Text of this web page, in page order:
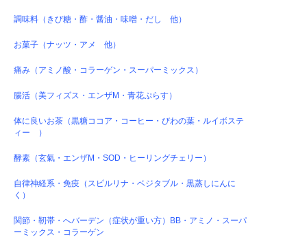
調味料（きび糖・酢・醤油・味噌・だし 他）
お菓子（ナッツ・アメ 他）
痛み（アミノ酸・コラーゲン・スーパーミックス）
腸活（美フィズス・エンザM・青花ぷらす）
体に良いお茶（黒糖ココア・コーヒー・びわの葉・ルイボステ
ィー ）
酵素（玄氣・エンザM・SOD・ヒーリングチェリー）
自律神経系・免疫（スピルリナ・ベジタブル・黒蒸しにんに
く）
関節・靭帯・へバーデン（症状が重い方）BB・アミノ・スーパ
ーミックス・コラーゲン